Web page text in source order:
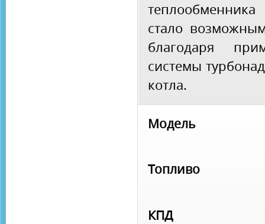
стало
благодаря
системы
котла.
Модель
Топливо
КПД